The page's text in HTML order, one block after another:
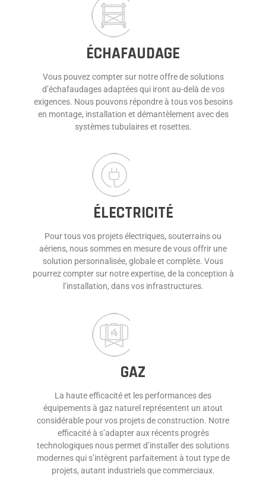
ÉCHAFAUDAGE
Vous pouvez compter sur notre offre de solutions
d’échafaudages adaptées qui iront au-delà de vos
exigences. Nous pouvons répondre à tous vos besoins
en montage, installation et démantèlement avec des
systèmes tubulaires et rosettes.
ÉLECTRICITÉ
Pour tous vos projets électriques, souterrains ou
aériens, nous sommes en mesure de vous offrir une
solution personnalisée, globale et complète. Vous
pourrez compter sur notre expertise, de la conception à
l’installation, dans vos infrastructures.
GAZ
La haute efficacité et les performances des
équipements à gaz naturel représentent un atout
considérable pour vos projets de construction. Notre
efficacité à s’adapter aux récents progrès
technologiques nous permet d’installer des solutions
modernes qui s’intègrent parfaitement à tout type de
projets, autant industriels que commerciaux.